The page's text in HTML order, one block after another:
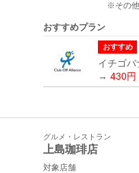
※その
おすすめプラン
おすすめ
イチゴ
→ 430円
グルメ・レストラン
上島珈琲店
対象店舗